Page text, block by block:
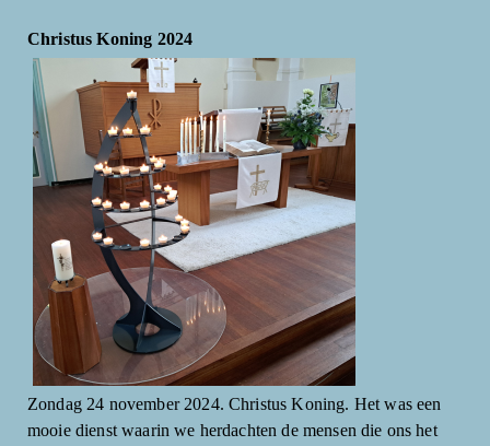
Christus Koning 2024
Zondag 24 november 2024. Christus Koning. Het was een
mooie dienst waarin we herdachten de mensen die ons het